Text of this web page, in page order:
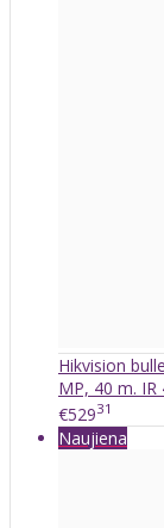
Hikvision
MP, 40 m. IR
€52931
Naujiena